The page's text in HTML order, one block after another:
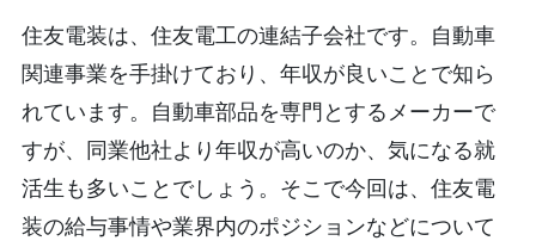
住友電装は、住友電工の連結子会社です。自動車
関連事業を手掛けており、年収が良いことで知ら
れています。自動車部品を専門とするメーカーで
すが、同業他社より年収が高いのか、気になる就
活生も多いことでしょう。そこで今回は、住友電
装の給与事情や業界内のポジションなどについて